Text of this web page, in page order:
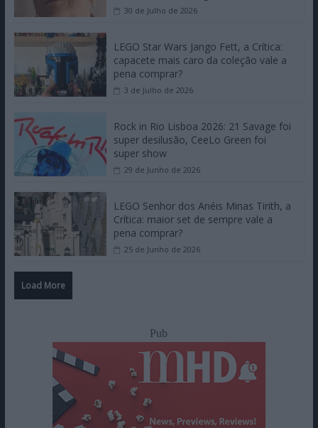
30 de Julho de 2026
LEGO Star Wars Jango Fett, a Crítica:
capacete mais caro da coleção vale a
pena comprar?
3 de Julho de 2026
Rock in Rio Lisboa 2026: 21 Savage foi
super desilusão, CeeLo Green foi
super show
29 de Junho de 2026
LEGO Senhor dos Anéis Minas Tirith, a
Crítica: maior set de sempre vale a
pena comprar?
25 de Junho de 2026
Load More
Pub